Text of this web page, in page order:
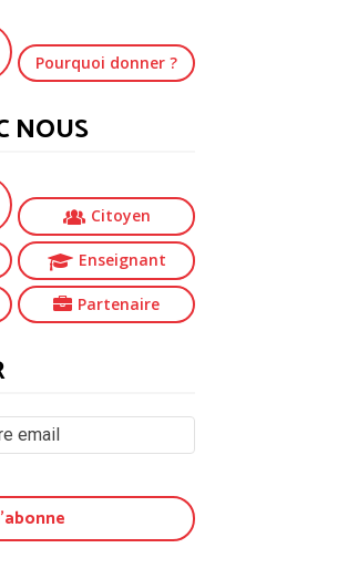
Pourquoi donner ?
NOUS
Citoyen
Enseignant
Partenaire